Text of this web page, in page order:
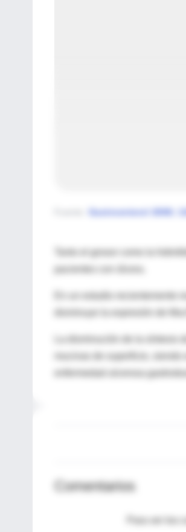
Gastroenterol 2000;
Tanto el grosor como la
La disminución de la síntesis
mucinas de superficie,
enfermedad ulcerosa
Comentarios
Para ver los